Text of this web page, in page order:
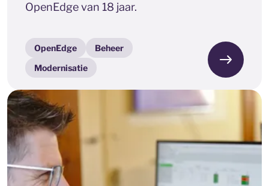
OpenEdge van 18 jaar.
OpenEdge
Beheer
Modernisatie